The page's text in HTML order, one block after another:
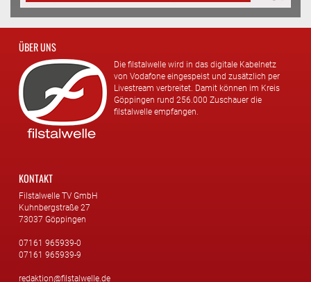
ÜBER UNS
Die filstalwelle wird in das digitale Kabelnetz
von Vodafone eingespeist und zusätzlich per
Livestream verbreitet. Damit können im Kreis
Göppingen rund 256.000 Zuschauer die
filstalwelle empfangen.
KONTAKT
Filstalwelle TV GmbH
Kuhnbergstraße 27
73037 Göppingen
07161 965939-0
07161 965939-9
redaktion@filstalwelle.de